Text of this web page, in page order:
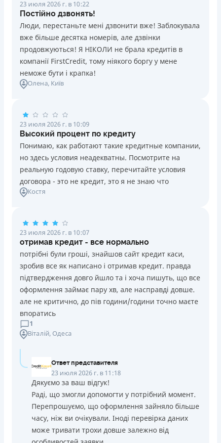
23 июля 2026 г. в 10:22
Постійно дзвонять!
Люди, перестаньте мені дзвонити вже! Заблокувала
вже більше десятка номерів, але дзвінки
продовжуються! Я НІКОЛИ не брала кредитів в
компанії FirstCredit, тому ніякого боргу у мене
неможе бути і крапка!
Олена, Київ
23 июля 2026 г. в 10:09
Высокий процент по кредиту
Понимаю, как работают такие кредитные компании,
но здесь условия неадекватны. Посмотрите на
реальную годовую ставку, перечитайте условия
договора - это не кредит, это я не знаю что
Костя
23 июля 2026 г. в 10:07
отримав кредит - все нормально
потрібні були гроші, знайшов сайт кредит каси,
зробив все як написано і отримав кредит. правда
підтвердження довго йшло та і хоча пишуть, що все
оформлення займає пару хв, але насправді довше.
але не критично, до пів години/години точно маєте
впоратись
1
Віталій, Одеса
Ответ представителя
23 июля 2026 г. в 11:18
Дякуємо за ваш відгук!
Раді, що змогли допомогти у потрібний момент.
Перепрошуємо, що оформлення зайняло більше
часу, ніж ви очікували. Іноді перевірка даних
може тривати трохи довше залежно від